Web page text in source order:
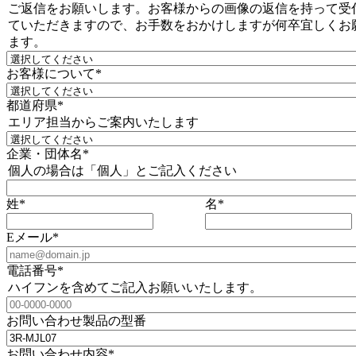
ご返信をお願いします。お客様からの画像の返信を持って受
ていただきますので、お手数をおかけしますが何卒宜しくお
ます。
お客様について*
都道府県*
エリア担当からご案内いたします
企業・団体名*
個人の場合は「個人」とご記入ください
姓* 名*
Eメール*
電話番号*
ハイフンを含めてご記入お願いいたします。
お問い合わせ製品の型番